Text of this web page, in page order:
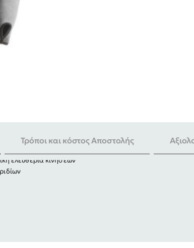
Τρόποι και κόστος Αποστολής
ελευθερία κινήσεων